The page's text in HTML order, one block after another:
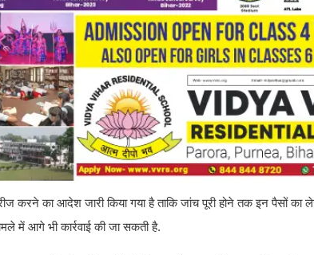
करने का आदेश जारी किया गया है ताकि जांच पूरी होने तक इन पैसों का
में आगे भी कार्रवाई की जा सकती है.